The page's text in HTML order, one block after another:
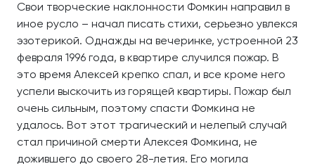
Свои творческие наклонности Фомкин направил в
иное русло – начал писать стихи, серьезно увлекся
эзотерикой. Однажды на вечеринке, устроенной 23
февраля 1996 года, в квартире случился пожар. В
это время Алексей крепко спал, и все кроме него
успели выскочить из горящей квартиры. Пожар был
очень сильным, поэтому спасти Фомкина не
удалось. Вот этот трагический и нелепый случай
стал причиной смерти Алексея Фомкина, не
дожившего до своего 28-летия. Его могила